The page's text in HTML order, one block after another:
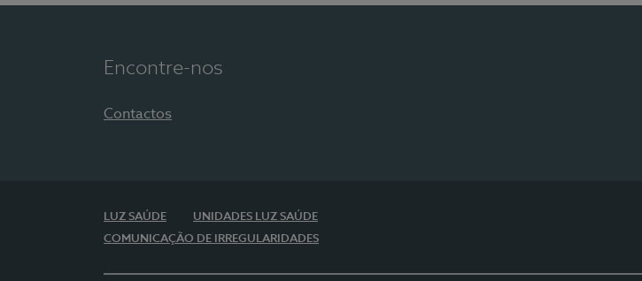
Encontre-nos
Contactos
LUZ SAÚDE
UNIDADES LUZ SAÚDE
COMUNICAÇÃO DE IRREGULARIDADES